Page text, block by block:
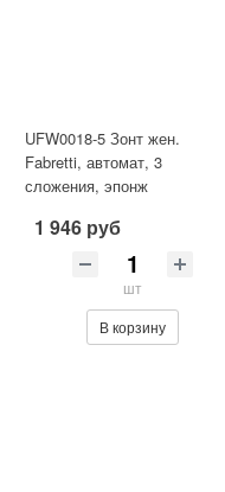
UFW0018-5 Зонт жен.
Fabretti, автомат, 3
сложения, эпонж
1 946 руб
шт
В корзину